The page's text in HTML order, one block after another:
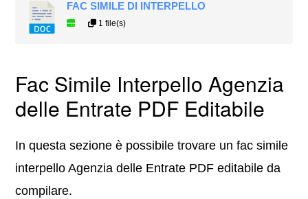
FAC SIMILE DI INTERPELLO
1 file(s)
Fac Simile Interpello Agenzia
delle Entrate PDF Editabile
In questa sezione è possibile trovare un fac simile
interpello Agenzia delle Entrate PDF editabile da
compilare.